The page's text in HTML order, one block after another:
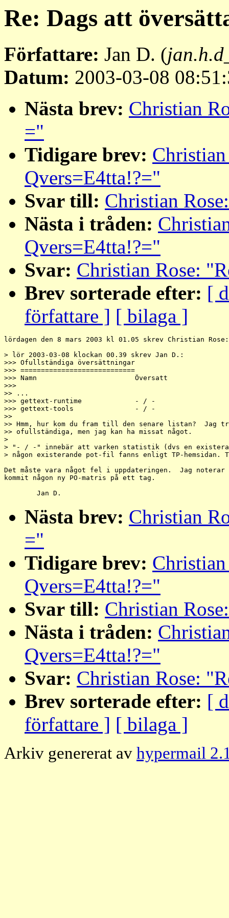
Re: Dags att
Författare: Jan D. (
Datum: 2003-03-08
Nästa brev: Christian
="
Tidigare brev:
Qvers=E4tta!?="
Svar till: Christian
Nästa i tråden:
Qvers=E4tta!?="
Svar: Christian Rose:
Brev sorterade efter: [
författare ] [ bilaga ]
lördagen den 8 mars 2003 kl 01.05 skrev Christian Rose:
> lör 2003-03-08 klockan 00.39 skrev Jan D.:
>>> Ofullständiga översättningar
>>> ============================
>>> Namn			Översatt		Kräver disclaimer	Ansvarig
>>>
>> ...
>>> gettext-runtime		- / -			Ja			Jan Djärv
>>> gettext-tools		- / -			Ja			Jan Djärv
>>
>> Hmm, hur kom du fram till den senare listan?  Jag
>> ofullständiga, men jag kan ha missat något.
>
> "- / -" innebär att varken statistik (dvs en
> någon existerande pot-fil fanns enligt TP-
Det måste vara något fel i uppdateringen.  Jag
kommit någon ny PO-matris på ett tag.
Nästa brev: Christian
="
Tidigare brev:
Qvers=E4tta!?="
Svar till: Christian
Nästa i tråden:
Qvers=E4tta!?="
Svar: Christian Rose:
Brev sorterade efter: [
författare ] [ bilaga ]
Arkiv genererat av hypermail